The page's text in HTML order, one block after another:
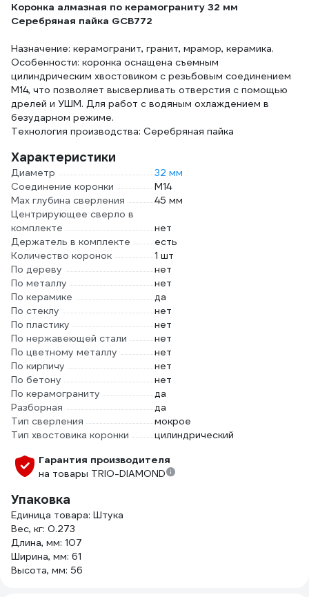
Коронка алмазная по керамограниту 32 мм
Серебряная пайка GCB772
Назначение: керамогранит, гранит, мрамор, керамика.
Особенности: коронка оснащена съемным
цилиндрическим хвостовиком с резьбовым соединением
М14, что позволяет высверливать отверстия с помощью
дрелей и УШМ. Для работ с водяным охлаждением в
безударном режиме.
Технология производства: Серебряная пайка
Характеристики
Диаметр
32 мм
Соединение коронки
М14
Max глубина сверления
45 мм
Центрирующее сверло в
комплекте
нет
Держатель в комплекте
есть
Количество коронок
1 шт
По дереву
нет
По металлу
нет
По керамике
да
По стеклу
нет
По пластику
нет
По нержавеющей стали
нет
По цветному металлу
нет
По кирпичу
нет
По бетону
нет
По керамограниту
да
Разборная
да
Тип сверления
мокрое
Тип хвостовика коронки
цилиндрический
Гарантия производителя
на товары TRIO-DIAMOND
Упаковка
Единица товара: Штука
Вес, кг: 0.273
Длина, мм: 107
Ширина, мм: 61
Высота, мм: 56